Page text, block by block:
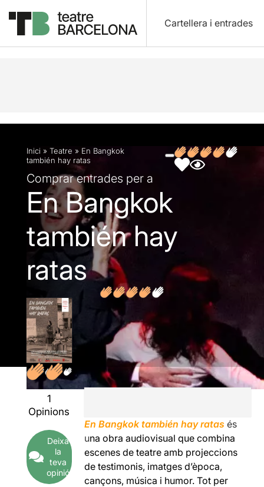
Cartellera i entrades
Descripció Fitxa artística Fotos i vídeos
Inici » Teatre » En Bangkok
también hay ratas
Comprar entrades per a
En Bangkok
también hay
ratas
1
Opinions
Deixa
la
teva
opinió
En Bangkok también hay ratasés
una obra audiovisual que combina
escenes de teatre amb projeccions
de testimonis, imatges d’època,
cançons, música i humor. Tot per